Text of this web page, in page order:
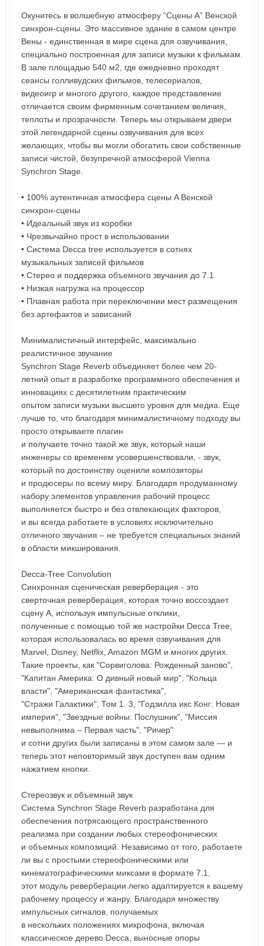
Окунитесь в волшебную атмосферу “Сцены А” Венской
синхрон-сцены. Это массивное здание в самом центре
Вены - единственная в мире сцена для озвучивания,
специально построенная для записи музыки к фильмам.
В зале площадью 540 м2, где ежедневно проходят
сеансы голливудских фильмов, телесериалов,
видеоигр и многого другого, каждое представление
отличается своим фирменным сочетанием величия,
теплоты и прозрачности. Теперь мы открываем двери
этой легендарной сцены озвучивания для всех
желающих, чтобы вы могли обогатить свои собственные
записи чистой, безупречной атмосферой Vienna
Synchron Stage.
• 100% аутентичная атмосфера сцены A Венской
синхрон-сцены
• Идеальный звук из коробки
• Чрезвычайно прост в использовании
• Система Decca tree используется в сотнях
музыкальных записей фильмов
• Стерео и поддержка объемного звучания до 7.1
• Низкая нагрузка на процессор
• Плавная работа при переключении мест размещения
без артефактов и зависаний
Минималистичный интерфейс, максимально
реалистичное звучание
Synchron Stage Reverb объединяет более чем 20-
летний опыт в разработке программного обеспечения и
инновациях с десятилетним практическим
опытом записи музыки высшего уровня для медиа. Еще
лучше то, что благодаря минималистичному подходу вы
просто открываете плагин
и получаете точно такой же звук, который наши
инженеры со временем усовершенствовали, - звук,
который по достоинству оценили композиторы
и продюсеры по всему миру. Благодаря продуманному
набору элементов управления рабочий процесс
выполняется быстро и без отвлекающих факторов,
и вы всегда работаете в условиях исключительно
отличного звучания – не требуется специальных знаний
в области микширования.
Decca-Tree Convolution
Синхронная сценическая реверберация - это
сверточная реверберация, которая точно воссоздает
сцену А, используя импульсные отклики,
полученные с помощью той же настройки Decca Tree,
которая использовалась во время озвучивания для
Marvel, Disney, Netflix, Amazon MGM и многих других.
Такие проекты, как "Сорвиголова: Рожденный заново",
"Капитан Америка: О дивный новый мир", "Кольца
власти", "Американская фантастика",
"Стражи Галактики", Том 1. 3, "Годзилла икс Конг: Новая
империя", "Звездные войны: Послушник", "Миссия
невыполнима – Первая часть", "Ричер"
и сотни других были записаны в этом самом зале — и
теперь этот неповторимый звук доступен вам одним
нажатием кнопки.
Стереозвук и объемный звук
Система Synchron Stage Reverb разработана для
обеспечения потрясающего пространственного
реализма при создании любых стереофонических
и объемных композиций. Независимо от того, работаете
ли вы с простыми стереофоническими или
кинематографическими миксами в формате 7.1,
этот модуль реверберации легко адаптируется к вашему
рабочему процессу и жанру. Благодаря множеству
импульсных сигналов, получаемых
в нескольких положениях микрофона, включая
классическое дерево Decca, выносные опоры